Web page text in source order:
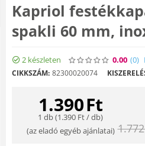
Kapriol
spakli 60 mm,
2 készleten 0.00 (0)
CIKKSZÁM: 82300020074
1.390Ft
1 db (1.390 Ft/ db)
(az eladó egyéb ajánlatai) 1.772